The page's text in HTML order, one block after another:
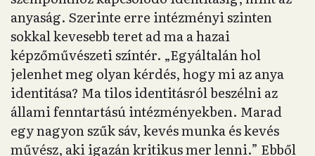
anyaság. Szerinte erre intézményi szinten
sokkal kevesebb teret ad ma a hazai
képzőművészeti színtér. „Egyáltalán hol
jelenhet meg olyan kérdés, hogy mi az anya
identitása? Ma tilos identitásról beszélni az
állami fenntartású intézményekben. Marad
egy nagyon szűk sáv, kevés munka és kevés
művész, aki igazán kritikus mer lenni.” Ebből